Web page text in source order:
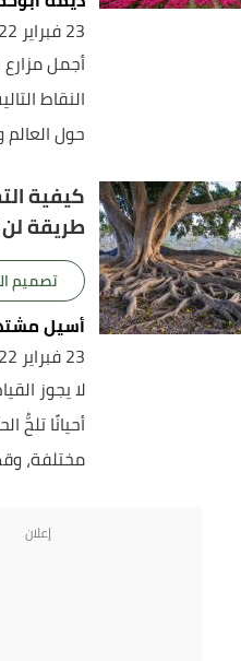
23 فبراير 2022
أجمل مزارع
النقاط
حول العالم
كيفية
طريقة لن
تصميم
أسيل
23 فبراير 2022
لا يجوز
أحيانًا تلحُّ
مختلفة،